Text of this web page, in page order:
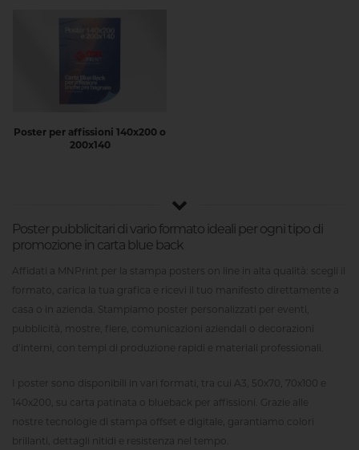
Poster per affissioni 140x200 o
200x140
Poster pubblicitari di vario formato ideali per ogni tipo di
promozione in carta blue back
Affidati a MNPrint per la stampa posters on line
in alta qualità: scegli il
formato, carica la tua grafica e ricevi il tuo manifesto direttamente a
casa o in azienda. Stampiamo
poster personalizzati
per eventi,
pubblicità, mostre, fiere, comunicazioni aziendali o decorazioni
d’interni, con tempi di produzione rapidi materiali professionali
I poster sono disponibili in vari formati, tra cui A3, 50x70, 70x100 e
140x200, su carta patinata o
blueback
per affissioni. Grazie alle
nostre tecnologie di stampa offset e digitale
, garantiamo colori
brillanti, dettagli nitidi e resistenza nel tempo.